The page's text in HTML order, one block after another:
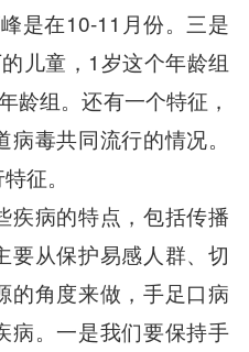
是在10-11月份。三是
儿童，1岁这个年龄组
龄组。还有一个特征，
毒共同流行的情况。
征。
病的特点，包括传播
要从保护易感人群、切
的角度来做，手足口病
病。一是我们要保持手